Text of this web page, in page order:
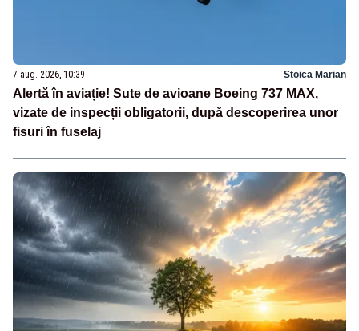
7 aug. 2026, 10:39 Stoica Marian
Alertă în aviație! Sute de avioane Boeing 737 MAX,
vizate de inspecții obligatorii, după descoperirea unor
fisuri în fuselaj